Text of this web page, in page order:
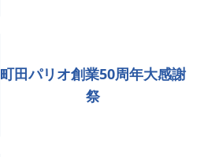
町田パリオ創業50周年大感謝
祭